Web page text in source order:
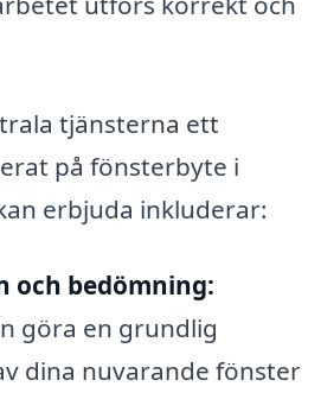
tjänsterna ett
på fönsterbyte i
erbjuda inkluderar:
och bedömning:
göra en grundlig
dina nuvarande fönster